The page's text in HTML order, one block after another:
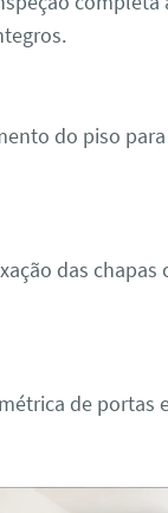
do piso
das
de portas